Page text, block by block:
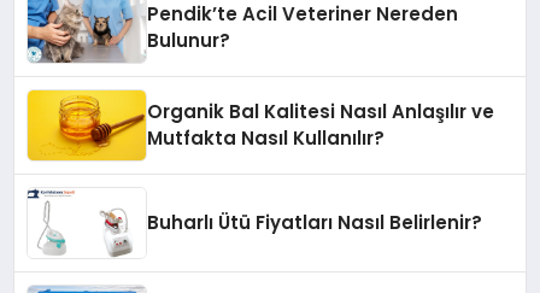
Pendik’te Acil Veteriner Nereden
Bulunur?
Organik Bal Kalitesi Nasıl Anlaşılır ve
Mutfakta Nasıl Kullanılır?
Buharlı Ütü Fiyatları Nasıl Belirlenir?